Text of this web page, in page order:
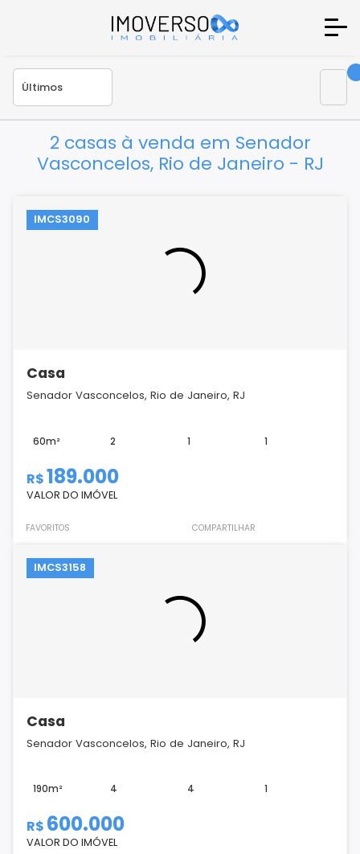
2 casas à venda em Senador
Vasconcelos, Rio de Janeiro - RJ
IMCS3090
Casa
Senador Vasconcelos, Rio de Janeiro, RJ
60m² 2 1 1
R$189.000
VALOR DO IMÓVEL
FAVORITOS COMPARTILHAR
IMCS3158
Casa
Senador Vasconcelos, Rio de Janeiro, RJ
190m² 4 4 1
R$ 600.000
VALOR DO IMÓVEL